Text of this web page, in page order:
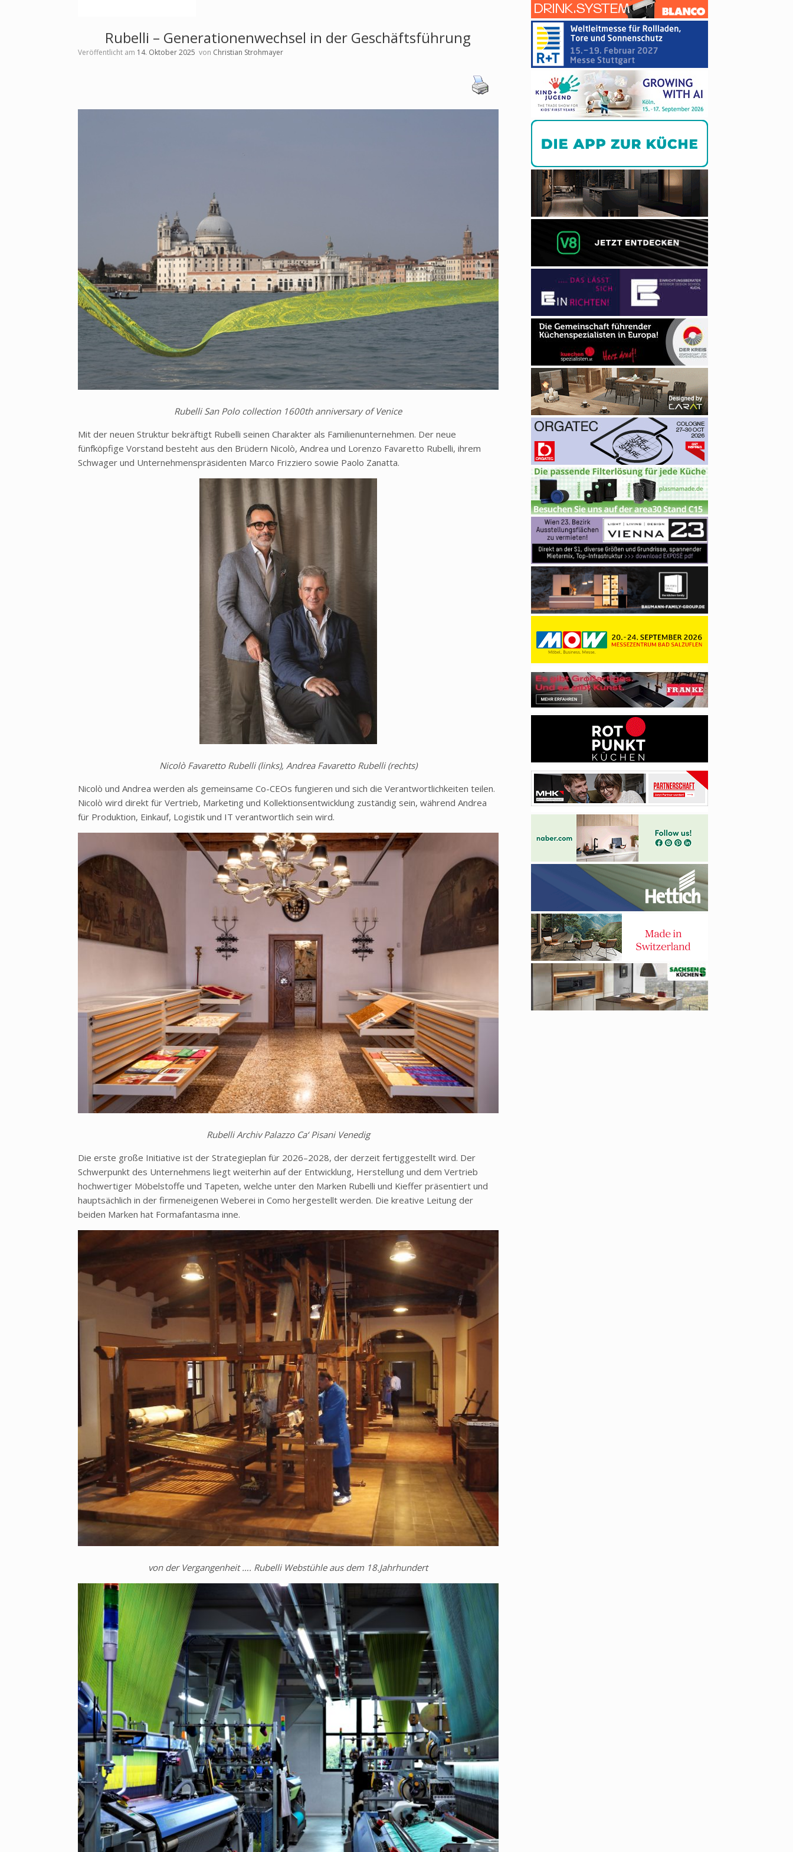
Rubelli – Generationenwechsel in der Geschäftsführung
Veröffentlicht am 14. Oktober 2025 von Christian Strohmayer
Rubelli San Polo collection 1600th anniversary of Venice
Mit der neuen Struktur bekräftigt Rubelli seinen Charakter als Familienunternehmen. Der neue
fünfköpfige Vorstand besteht aus den Brüdern Nicolò, Andrea und Lorenzo Favaretto Rubelli, ihrem
Schwager und Unternehmenspräsidenten Marco Frizziero sowie Paolo Zanatta.
Nicolò Favaretto Rubelli (links), Andrea Favaretto Rubelli (rechts)
Nicolò und Andrea werden als gemeinsame Co-CEOs fungieren und sich die Verantwortlichkeiten teilen.
Nicolò wird direkt für Vertrieb, Marketing und Kollektionsentwicklung zuständig sein, während Andrea
für Produktion, Einkauf, Logistik und IT verantwortlich sein wird.
Rubelli Archiv Palazzo Ca‘ Pisani Venedig
Die erste große Initiative ist der Strategieplan für 2026–2028, der derzeit fertiggestellt wird. Der
Schwerpunkt des Unternehmens liegt weiterhin auf der Entwicklung, Herstellung und dem Vertrieb
hochwertiger Möbelstoffe und Tapeten, welche unter den Marken Rubelli und Kieffer präsentiert und
hauptsächlich in der firmeneigenen Weberei in Como hergestellt werden. Die kreative Leitung der
beiden Marken hat Formafantasma inne.
von der Vergangenheit …. Rubelli Webstühle aus dem 18.Jahrhundert